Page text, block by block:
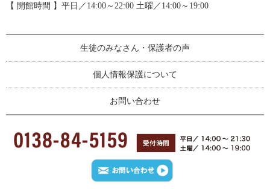
【 開館時間 】平日／14:00～22:00 土曜／14:00～19:00
生徒のみなさん・保護者の声
個人情報保護について
お問い合わせ